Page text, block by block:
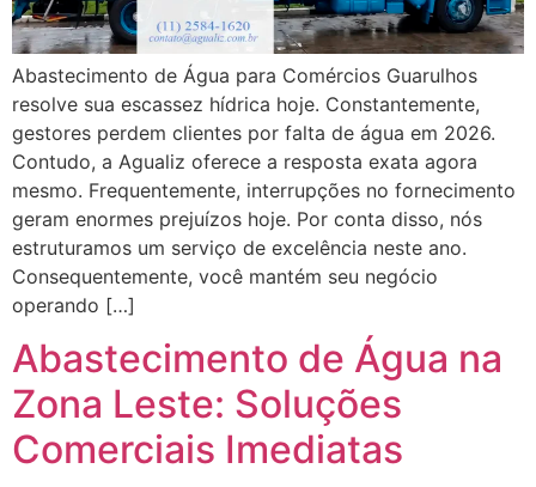
Abastecimento de Água para Comércios Guarulhos
resolve sua escassez hídrica hoje. Constantemente,
gestores perdem clientes por falta de água em 2026.
Contudo, a Agualiz oferece a resposta exata agora
mesmo. Frequentemente, interrupções no fornecimento
geram enormes prejuízos hoje. Por conta disso, nós
estruturamos um serviço de excelência neste ano.
Consequentemente, você mantém seu negócio
operando […]
Abastecimento de Água na
Zona Leste: Soluções
Comerciais Imediatas